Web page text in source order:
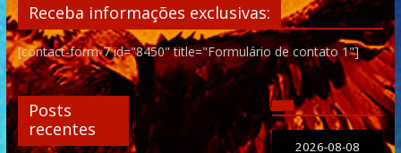
Receba informações exclusivas:
[contact-form-7 id="8450" title="Formulário de contato 1"]
Posts
recentes
2026-08-08